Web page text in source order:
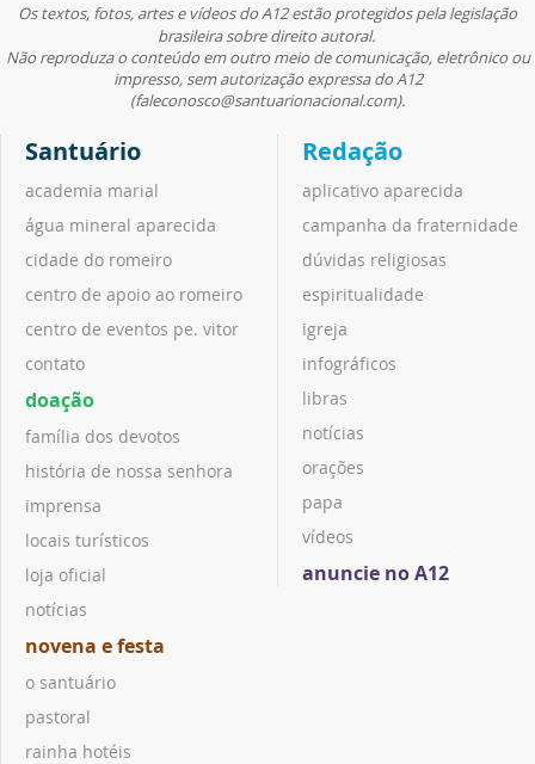
Os textos, fotos, artes e vídeos do A12 estão protegidos pela legislação
brasileira sobre direito autoral.
Não reproduza o conteúdo em outro meio de comunicação, eletrônico ou
impresso, sem autorização expressa do A12
(faleconosco@santuarionacional.com).
Santuário
academia marial
água mineral aparecida
cidade do romeiro
centro de apoio ao romeiro
centro de eventos pe. vitor
contato
doação
família dos devotos
história de nossa senhora
imprensa
locais turísticos
loja oficial
notícias
novena e festa
o santuário
pastoral
rainha hotéis
Redação
aplicativo aparecida
campanha da fraternidade
dúvidas religiosas
espiritualidade
igreja
infográficos
libras
notícias
orações
papa
vídeos
anuncie no A12